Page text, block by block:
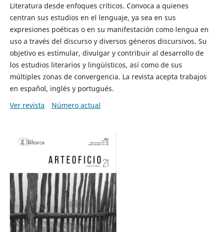
Literatura desde enfoques críticos. Convoca a quienes
centran sus estudios en el lenguaje, ya sea en sus
expresiones poéticas o en su manifestación como lengua en
uso a través del discurso y diversos géneros discursivos. Su
objetivo es estimular, divulgar y contribuir al desarrollo de
los estudios literarios y lingüísticos, así como de sus
múltiples zonas de convergencia. La revista acepta trabajos
en español, inglés y portugués.
Ver revista
Número actual